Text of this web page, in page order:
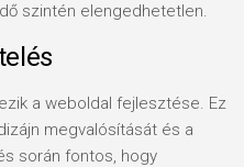
szintén elengedhetetlen.
a weboldal fejlesztése. Ez
megvalósítását és a
során fontos, hogy